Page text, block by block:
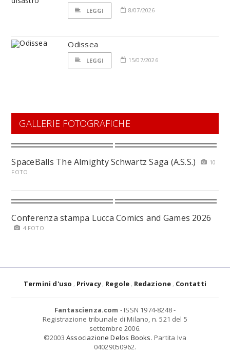
LEGGI 8/07/2026
Odissea
LEGGI 15/07/2026
GALLERIE FOTOGRAFICHE
SpaceBalls The Almighty Schwartz Saga (A.S.S.)
10
FOTO
Conferenza stampa Lucca Comics and Games 2026
4 FOTO
Termini d'uso Privacy Regole Redazione Contatti
Fantascienza.com - ISSN 1974-8248 -
Registrazione tribunale di Milano, n. 521 del 5
settembre 2006.
©2003 Associazione Delos Books. Partita Iva
04029050962.